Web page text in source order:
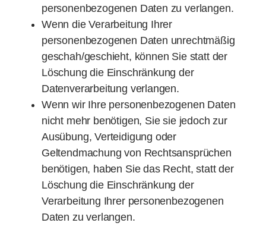
personenbezogenen Daten zu verlangen.
Wenn die Verarbeitung Ihrer
personenbezogenen Daten unrechtmäßig
geschah/geschieht, können Sie statt der
Löschung die Einschränkung der
Datenverarbeitung verlangen.
Wenn wir Ihre personenbezogenen Daten
nicht mehr benötigen, Sie sie jedoch zur
Ausübung, Verteidigung oder
Geltendmachung von Rechtsansprüchen
benötigen, haben Sie das Recht, statt der
Löschung die Einschränkung der
Verarbeitung Ihrer personenbezogenen
Daten zu verlangen.